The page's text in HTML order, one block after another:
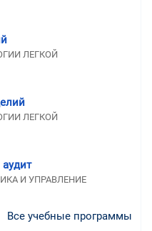
ЛЕГКОЙ
ЛЕГКОЙ
аудит
И УПРАВЛЕНИЕ
Все учебные программы